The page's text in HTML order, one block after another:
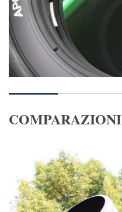
COMPARAZIONI